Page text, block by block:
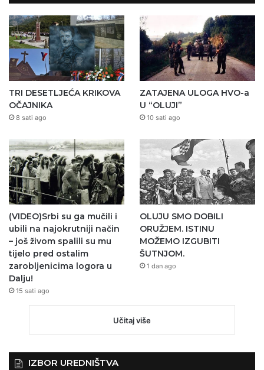
TRI DESETLJEĆA KRIKOVA
OČAJNIKA
8 sati ago
ZATAJENA ULOGA HVO-a
U “OLUJI”
10 sati ago
(VIDEO)Srbi su ga mučili i
ubili na najokrutniji način
– još živom spalili su mu
tijelo pred ostalim
zarobljenicima logora u
Dalju!
15 sati ago
OLUJU SMO DOBILI
ORUŽJEM. ISTINU
MOŽEMO IZGUBITI
ŠUTNJOM.
1 dan ago
Učitaj više
IZBOR UREDNIŠTVA